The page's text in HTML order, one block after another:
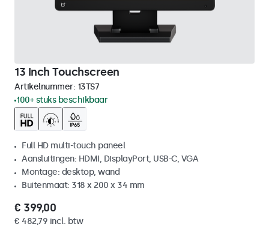
13 Inch Touchscreen
Artikelnummer: 13TS7
100+ stuks beschikbaar
Full HD multi-touch paneel
Aansluitingen: HDMI, DisplayPort, USB-C, VGA
Montage: desktop, wand
Buitenmaat: 318 x 200 x 34 mm
€ 399,00
€ 482,79 incl. btw